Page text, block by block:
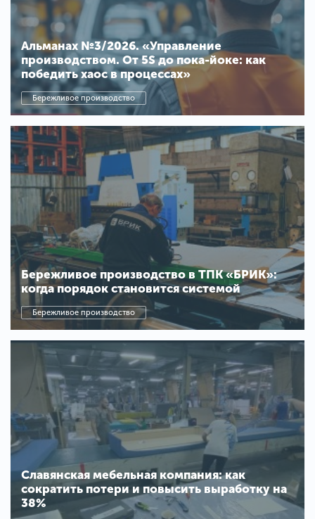
Альманах №3/2026. «Управление
производством. От 5S до пока-йоке: как
победить хаос в процессах»
Бережливое производство
Бережливое производство в ТПК «БРИК»:
когда порядок становится системой
Бережливое производство
Славянская мебельная компания: как
сократить потери и повысить выработку на
38%